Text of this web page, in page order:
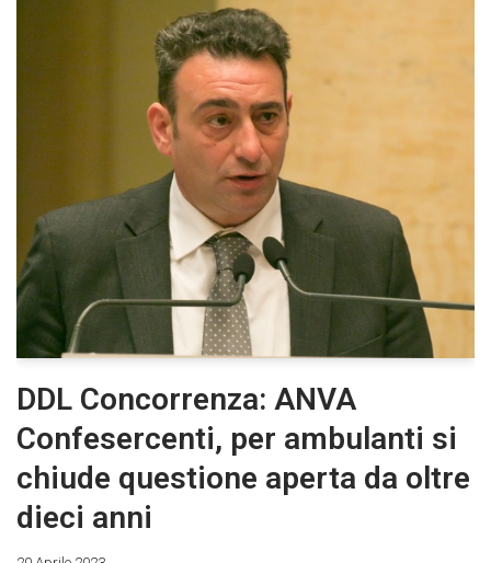
DDL Concorrenza: ANVA
Confesercenti, per ambulanti si
chiude questione aperta da oltre
dieci anni